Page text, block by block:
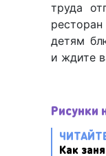
труда
детям
и ждите
Рисунки
Как